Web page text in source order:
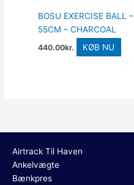
BOSU EXERCISE BALL –
55CM – CHARCOAL
440.00kr. KØB NU
Airtrack Til Haven
Ankelvægte
Bænkpres